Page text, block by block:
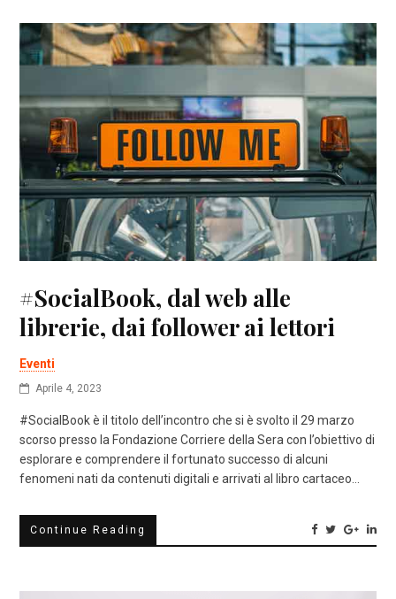
#SocialBook, dal web alle
librerie, dai follower ai lettori
Eventi
Aprile 4, 2023
#SocialBook è il titolo dell’incontro che si è svolto il 29 marzo
scorso presso la Fondazione Corriere della Sera con l’obiettivo di
esplorare e comprendere il fortunato successo di alcuni
fenomeni nati da contenuti digitali e arrivati al libro cartaceo…
Continue Reading